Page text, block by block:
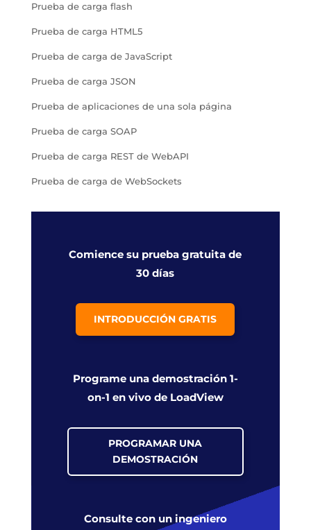
Prueba de carga flash
Prueba de carga HTML5
Prueba de carga de JavaScript
Prueba de carga JSON
Prueba de aplicaciones de una sola página
Prueba de carga SOAP
Prueba de carga REST de WebAPI
Prueba de carga de WebSockets
Comience su prueba gratuita de
30 días
INTRODUCCIÓN GRATIS
Programe una demostración 1-
on-1 en vivo de LoadView
PROGRAMAR UNA
DEMOSTRACIÓN
Consulte con un ingeniero